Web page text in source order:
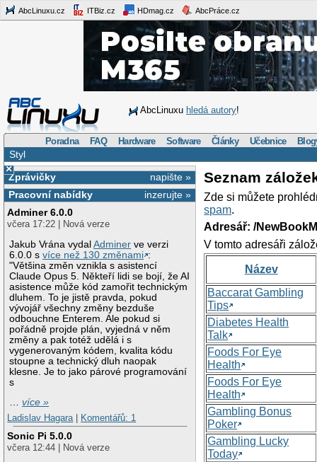
AbcLinuxu.cz ITBiz.cz HDmag.cz AbcPráce.cz
AbcLinuxu hledá autory!
Poradna FAQ Hardware Software Články Učebnice
Styl
×
napište »
Zprávičky
inzerujte »
Pracovní nabídky
Adminer 6.0.0
včera 17:22 | Nová verze
Jakub Vrána vydalAdminer ve verzi
6.0.0 svíce než 130 změnami :
"Většina změn vznikla s asistencí
Claude Opus 5. Někteří lidi se bojí, že AI
asistence může kód zamořit technickým
dluhem. To je jistě pravda, pokud
vývojář všechny změny bezduše
odbouchne Enterem. Ale pokud si
pořádně projde plán, vyjedná v něm
změny a pak totéž udělá i s
vygenerovaným kódem, kvalita kódu
stoupne a technický dluh naopak
klesne. Je to jako párové programování
s
…více »
Ladislav Hagara
Komentářů: 1
Sonic Pi 5.0.0
včera 12:44 | Nová verze
Seznam
Zde si můžete
spam.
Adresář: /
V tomto adresáři
Název
Baccarat Gambling
Tips
Diabetes Health
Talk
Foods For Eye
Health
Foods For Eye
Health
Gambling Bonus
Poker
Gambling Lucky
Today